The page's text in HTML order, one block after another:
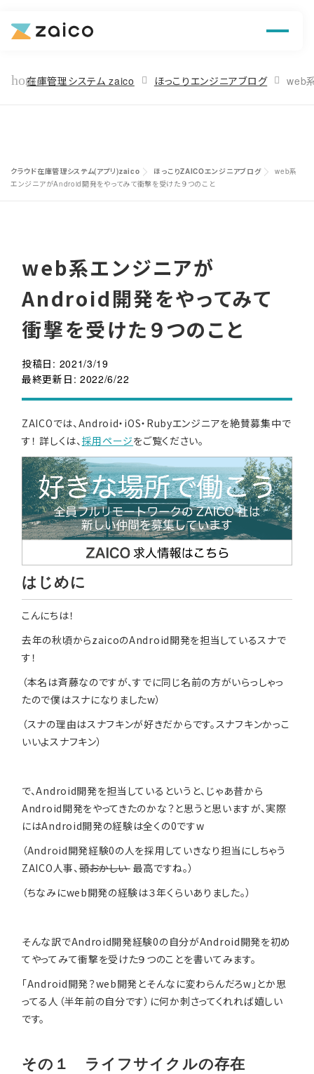
機能
解決できる課題
導入事例
home在庫管理システム zaico ほっこりエンジニアブログ web
クラウド在庫管理システム(アプリ)zaico ほっこりZAICOエンジニアブログ
web系
エンジニアがAndroid開発をやってみて衝撃を受けた９つのこと
web系エンジニアが
Android開発をやってみて
衝撃を受けた９つのこと
投稿日: 2021/3/19
最終更新日: 2022/6/22
ZAICOでは、Android・iOS・Rubyエンジニアを絶賛募集中で
す！ 詳しくは、採用ページをご覧ください。
はじめに
こんにちは！
去年の秋頃からzaicoのAndroid開発を担当しているスナで
す！
（本名は斉藤なのですが、すでに同じ名前の方がいらっしゃっ
たので僕はスナになりましたw）
（スナの理由はスナフキンが好きだからです。スナフキンかっこ
いいよスナフキン）
で、Android開発を担当しているというと、じゃあ昔から
Android開発をやってきたのかな？と思うと思いますが、実際
にはAndroid開発の経験は全くの0ですw
（Android開発経験0の人を採用していきなり担当にしちゃう
ZAICO人事、頭おかしい最高ですね。）
（ちなみにweb開発の経験は３年くらいありました。）
そんな訳でAndroid開発経験0の自分がAndroid開発を初め
てやってみて衝撃を受けた９つのことを書いてみます。
「Android開発？web開発とそんなに変わらんだろw」とか思
ってる人（半年前の自分です）に何か刺さってくれれば嬉しい
です。
その１ ライフサイクルの存在